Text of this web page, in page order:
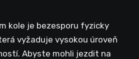
kole je bezesporu fyzicky
vyžaduje vysokou úroveň
Abyste mohli jezdit na